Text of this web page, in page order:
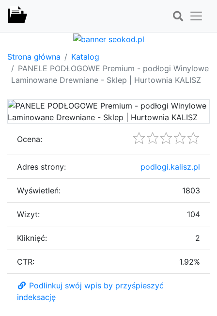
Strona główna
Katalog
PANELE PODŁOGOWE Premium - podłogi Winylowe
Laminowane Drewniane - Sklep | Hurtownia KALISZ
Ocena:
Adres strony: podlogi.kalisz.pl
Wyświetleń: 1803
Wizyt: 104
Kliknięć: 2
CTR: 1.92%
Podlinkuj swój wpis by przyśpieszyć
indeksację